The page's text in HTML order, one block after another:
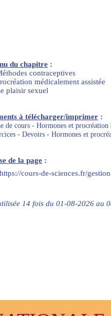
du chapitre :
contraceptives
médicalement assistée
plaisir sexuel
à télécharger/imprimer :
de cours - Hormones et procréation
- Devoirs - Hormones et
de la page :
https://cours-de-sciences.fr/
14 fois du 01-08-2026 au